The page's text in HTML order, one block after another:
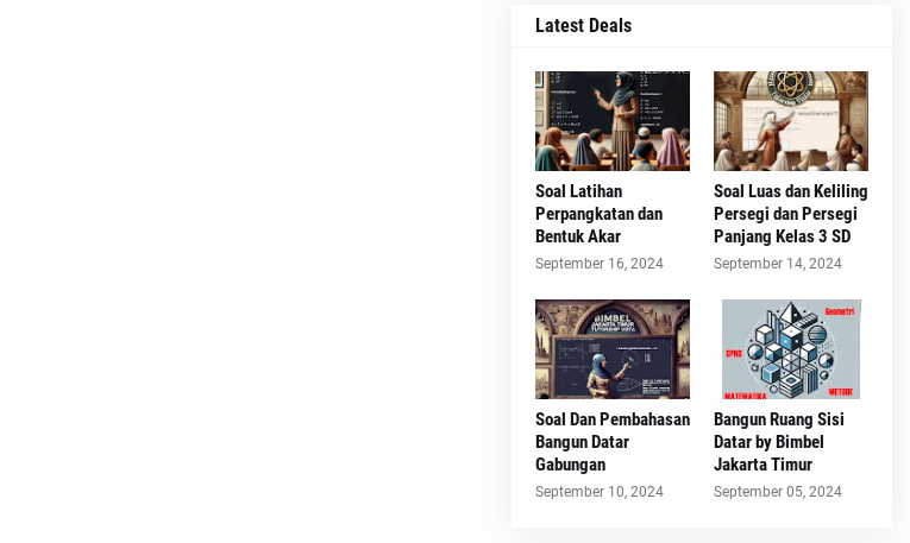
Latest Deals
Soal Latihan
Perpangkatan dan
Bentuk Akar
September 16, 2024
Soal Luas dan Keliling
Persegi dan Persegi
Panjang Kelas 3 SD
September 14, 2024
Soal Dan Pembahasan
Bangun Datar
Gabungan
September 10, 2024
Bangun Ruang Sisi
Datar by Bimbel
Jakarta Timur
September 05, 2024